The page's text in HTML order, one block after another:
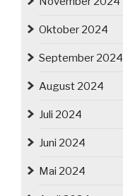
Oktober 2024
September 2024
August 2024
Juli 2024
Juni 2024
Mai 2024